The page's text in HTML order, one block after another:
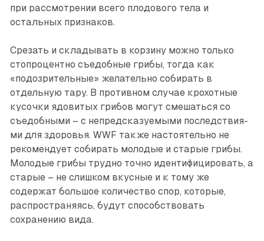
при рас­смотрении всего плодового тела и
остальных признаков.
Срезать и складывать в корзину можно только
стопроцентно съедобные грибы, тогда как
«подозрительные» желательно собирать в
отдельную тару. В противном случае крохотные
кусочки ядовитых грибов могут смешаться со
съедобными – с непредсказуемыми последствия­
ми для здоровья. WWF также настоятельно не
рекомендует собирать молодые и старые грибы.
Молодые грибы трудно точно идентифицировать, а
старые – не слишком вкусные и к тому же
содержат большое количество спор, которые,
распространяясь, будут способствовать
сохранению вида.